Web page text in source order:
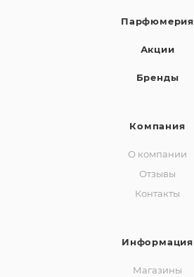
Парфюмерия
Акции
Бренды
Компания
О компании
Отзывы
Контакты
Информация
Магазины